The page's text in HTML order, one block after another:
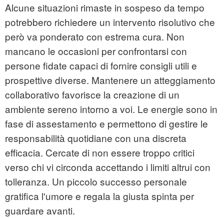
Alcune situazioni rimaste in sospeso da tempo
potrebbero richiedere un intervento risolutivo che
però va ponderato con estrema cura. Non
mancano le occasioni per confrontarsi con
persone fidate capaci di fornire consigli utili e
prospettive diverse. Mantenere un atteggiamento
collaborativo favorisce la creazione di un
ambiente sereno intorno a voi. Le energie sono in
fase di assestamento e permettono di gestire le
responsabilità quotidiane con una discreta
efficacia. Cercate di non essere troppo critici
verso chi vi circonda accettando i limiti altrui con
tolleranza. Un piccolo successo personale
gratifica l'umore e regala la giusta spinta per
guardare avanti.